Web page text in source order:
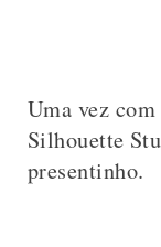
Uma vez
Silhouette
presentinho.